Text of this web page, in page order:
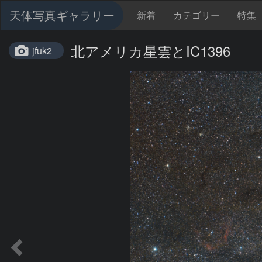
天体写真ギャラリー 新着 カテゴリー 特集
jfuk2 北アメリカ星雲とIC1396